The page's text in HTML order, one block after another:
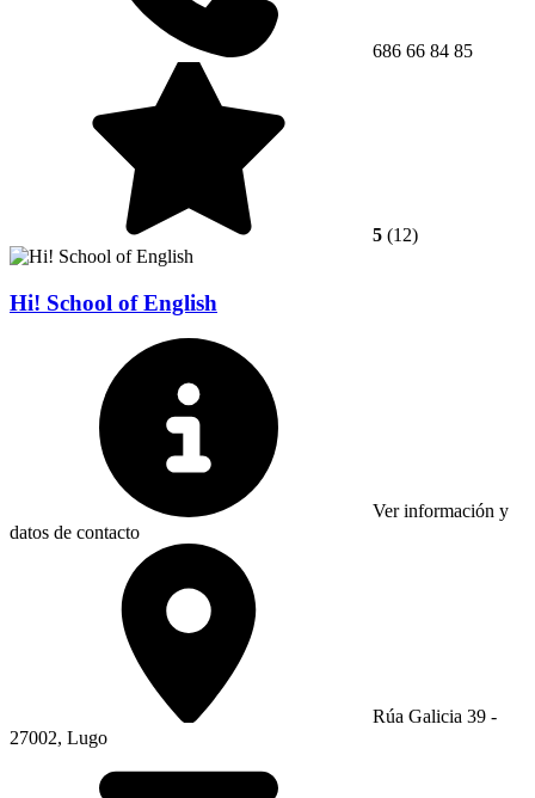
686 66 84 85
5 (12)
Hi! School of English
Ver información y
datos de contacto
Rúa Galicia 39 -
27002, Lugo